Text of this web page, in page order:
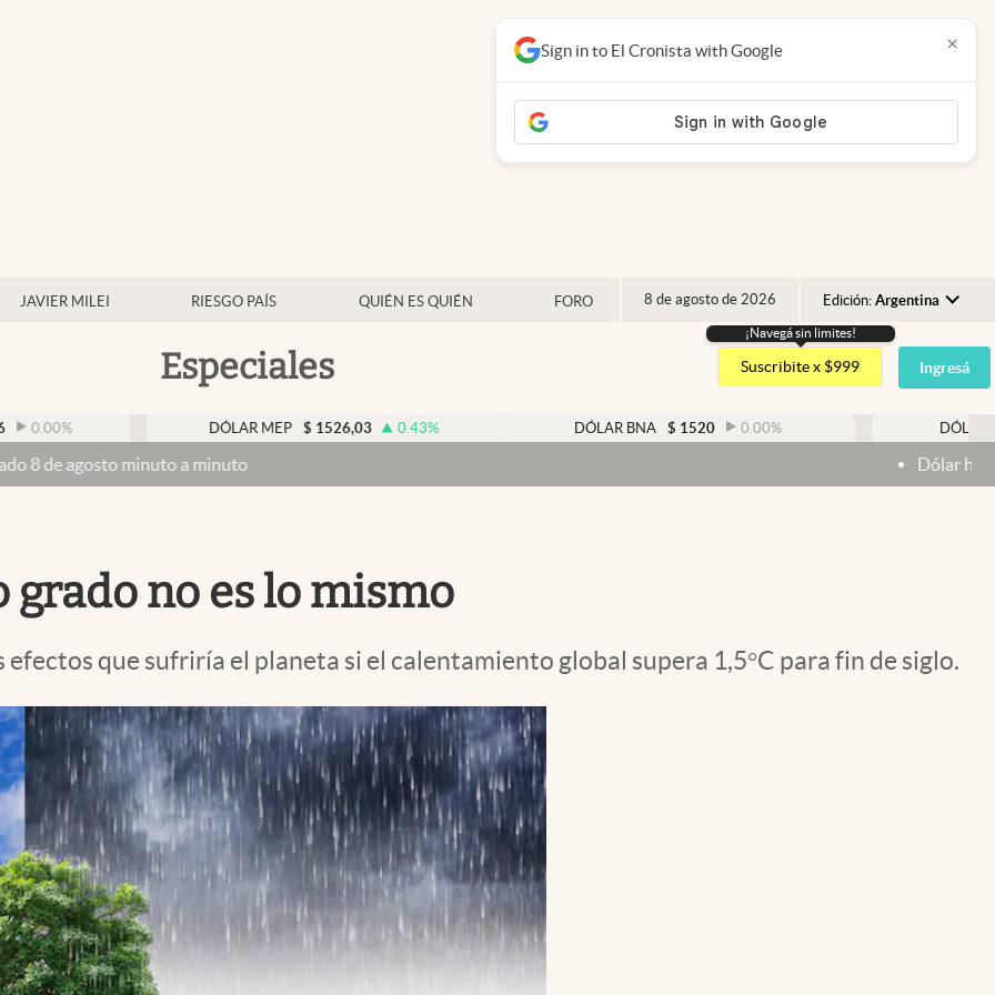
JAVIER MILEI RIESGO PAÍS QUIÉN ES QUIÉN FORO 8 de agosto de 2026 Edición: Argentina
Argentina
España
USA
Especiales
¡Navegá sin limites!
Suscribite x $999 Ingresá
DÓLAR MEP $ 1526,03 0.43% DÓLAR BNA $ 1520 0.00% DÓLAR BLUE
minuto a minuto Dólar hoy y dólar blue
Sign in to El Cronista with Google ×
no es lo mismo
que sufriría el planeta si el calentamiento global supera 1,5°C para fin de siglo.